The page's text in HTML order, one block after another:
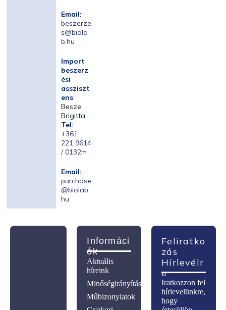
Email:
beszerze
s@biola
b.hu
Import
beszerz
ési
assziszt
ens
Besze
Brigitta
Tel:
+361
221 9614
/ 0132m
Email:
purchase
@biolab.
hu
Feliratko
Zás
Hírlevélr
E
Iratkozzon fel
hírlevelünkre,
hogy
Informáci
Ók
Aktuális
híreink
Minőségirányítás
Műbizonylatok